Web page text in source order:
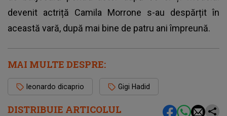
DISTRIBUIE ARTICOLUL
devenit actriță Camila Morrone s-au despărțit în
această vară, după mai bine de patru ani împreună.
MAI MULTE DESPRE:
leonardo dicaprio Gigi Hadid